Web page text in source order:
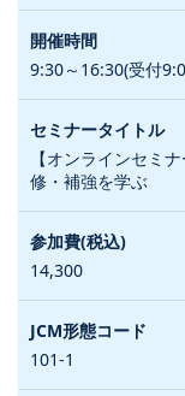
9:30～16:30(受付
【オンラインセミ
修・補強を学ぶ
14,300
101-1